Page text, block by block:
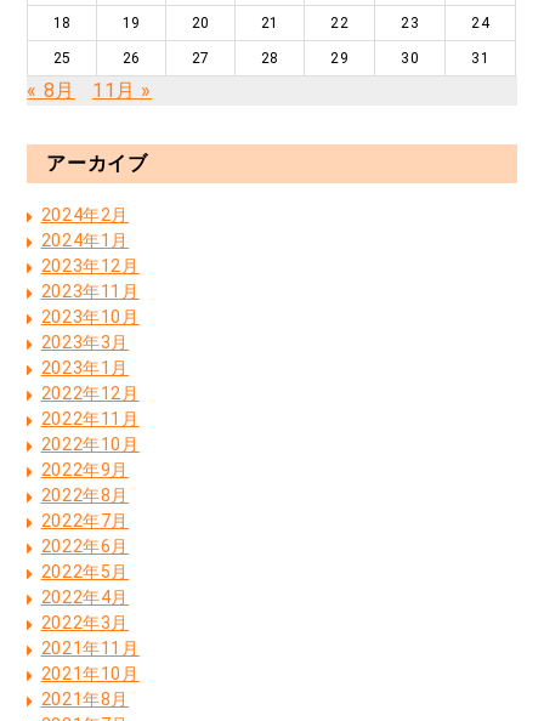
18 19 20 21 22 23 24
25 26 27 28 29 30 31
« 8月 11月 »
アーカイブ
2024年2月
2024年1月
2023年12月
2023年11月
2023年10月
2023年3月
2023年1月
2022年12月
2022年11月
2022年10月
2022年9月
2022年8月
2022年7月
2022年6月
2022年5月
2022年4月
2022年3月
2021年11月
2021年10月
2021年8月